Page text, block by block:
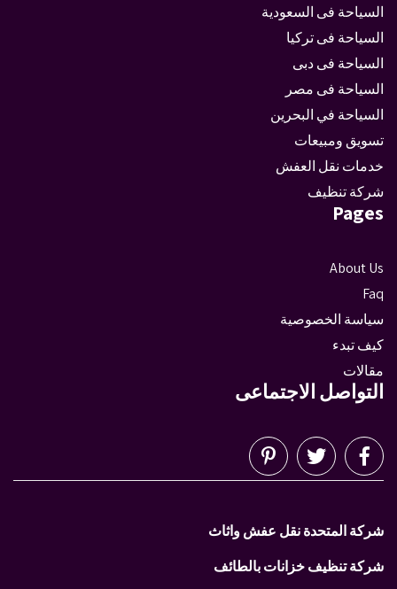
السياحة فى السعودية
السياحة فى تركيا
السياحة فى دبى
السياحة فى مصر
السياحة في البحرين
تسويق ومبيعات
خدمات نقل العفش
شركة تنظيف
Pages
About Us
Faq
سياسة الخصوصية
كيف تبدء
مقالات
التواصل الاجتماعى
شركة المتحدة نقل عفش واثاث
شركة تنظيف خزانات بالطائف